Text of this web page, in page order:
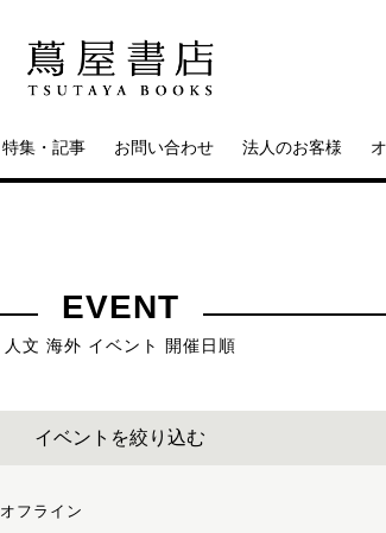
特集・記事 お問い合わせ 法人のお客様
EVENT
人文 海外 イベント 開催日順
イベントを絞り込む
オフライン